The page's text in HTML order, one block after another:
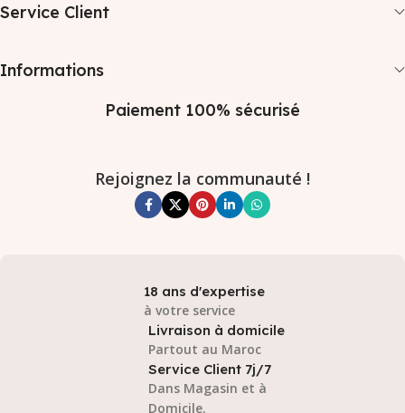
Service Client
Informations
Paiement 100% sécurisé
Rejoignez la communauté !
18 ans d'expertise
à votre service
Livraison à domicile
Partout au Maroc
Service Client 7j/7
Dans Magasin et à
Domicile.